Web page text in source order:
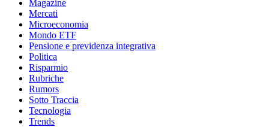
Magazine
Mercati
Microeconomia
Mondo ETF
Pensione e previdenza integrativa
Politica
Risparmio
Rubriche
Rumors
Sotto Traccia
Tecnologia
Trends